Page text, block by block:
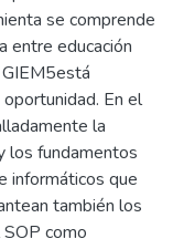
se comprende
entre educación
En el
la
los fundamentos
informáticos que
también los
como